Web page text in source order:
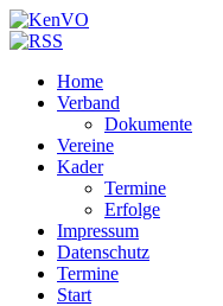
Home
Verband
Dokumente
Vereine
Kader
Termine
Erfolge
Impressum
Datenschutz
Termine
Start